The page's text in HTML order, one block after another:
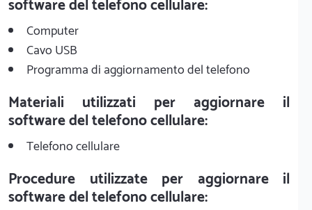
software del telefono cellulare:
Computer
Cavo USB
Programma di aggiornamento del telefono
Materiali utilizzati per aggiornare il
software del telefono cellulare:
Telefono cellulare
Procedure utilizzate per aggiornare il
software del telefono cellulare: